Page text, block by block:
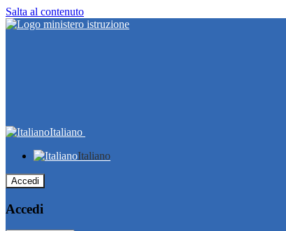
Salta al contenuto
Italiano
Italiano
Accedi
Accedi